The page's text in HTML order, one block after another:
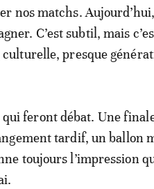
nos matchs.
C’est subtil, mais
presque
feront débat. Une
tardif, un ballon
toujours l’impression